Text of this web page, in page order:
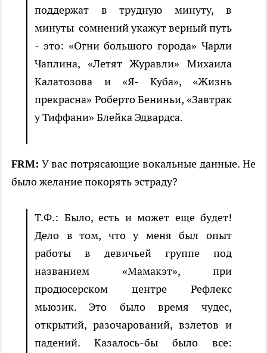
поддержат в трудную минуту, в
минуты сомнений укажут верный путь
- это: «Огни большого города» Чарли
Чаплина, «Летят Журавли» Михаила
Калатозова и «Я- Куба», «Жизнь
прекрасна» Роберто Бениньи, «Завтрак
у Тиффани» Блейка Эдвардса.
FRM: У вас потрясающие вокальные данные. Не
было желание покорять эстраду?
Т.Ф.: Было, есть и может еще будет!
Дело в том, что у меня был опыт
работы в девичьей группе под
названием «Мамакэт», при
продюсерском центре Рефлекс
мьюзик. Это было время чудес,
открытий, разочарований, взлетов и
падений. Казалось-бы было все: